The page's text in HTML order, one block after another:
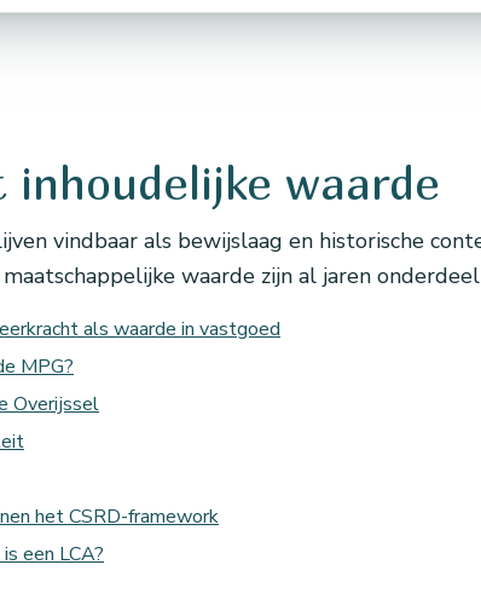
inhoudelijke waarde
vindbaar als bewijslaag en historische
waarde zijn al jaren
als waarde in vastgoed
MPG?
Overijssel
het CSRD-framework
een LCA?